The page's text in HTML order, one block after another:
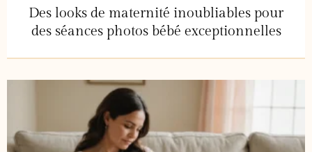
Des looks de maternité inoubliables pour
des séances photos bébé exceptionnelles